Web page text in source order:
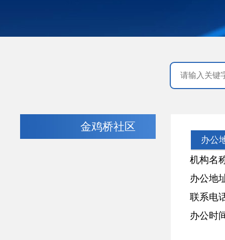
金鸡桥社区
办公
机构名称
办公地址
联系电话
办公时间